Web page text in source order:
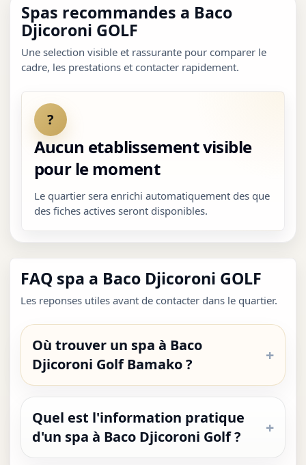
Spas recommandes a Baco
Djicoroni GOLF
Une selection visible et rassurante pour comparer le
cadre, les prestations et contacter rapidement.
?
Aucun etablissement visible
pour le moment
Le quartier sera enrichi automatiquement des que
des fiches actives seront disponibles.
FAQ spa a Baco Djicoroni GOLF
Les reponses utiles avant de contacter dans le quartier.
Où trouver un spa à Baco
Djicoroni Golf Bamako ?
Quel est l'information pratique
d'un spa à Baco Djicoroni Golf ?